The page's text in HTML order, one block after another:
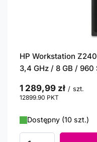
HP Workstation
3,4 GHz / 8 GB / 960
1 289,99 zł / szt.
12899.90 PKT
Dostępny (10 szt.)